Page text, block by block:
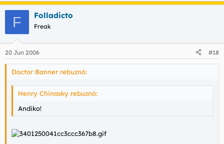
F Folladicto
Freak
20 Jun 2006 #18
Doctor Banner rebuznó:
Henry Chinasky rebuznó:
Andiko!